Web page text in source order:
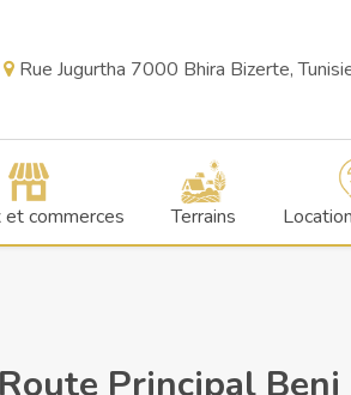
Rue Jugurtha 7000 Bhira Bizerte,
et commerces Terrains
Principal